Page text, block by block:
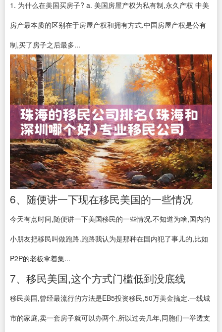
1. 为什么在美国买房子? a. 美国房屋产权为私有制,永久产权 中美
房产最本质的区别在于房屋产权和拥有方式.中国房屋产权是公有
制,买了房子之后最多...
6、随便讲一下现在移民美国的一些情况
今天有点时间,随便讲一下美国移民的一些情况.不知道为啥,国内的
小朋友把移民叫做跑路.跑路我认为是那种在国内犯了事儿的,比如
P2P的老板拿着集...
7、移民美国,这个方式门槛低到没底线
移民美国,曾经最流行的方法是EB5投资移民,50万美金搞定.一线城
市的家庭,卖一套房子就可以办两个.所以过去几年,同胞们一举透支